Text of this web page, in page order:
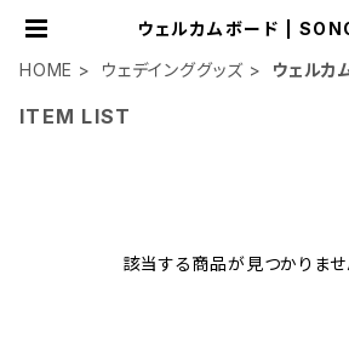
ウェルカムボード |
HOME
ウェデインググッズ ウェルカ
ITEM LIST
該当する商品が見つかりませ